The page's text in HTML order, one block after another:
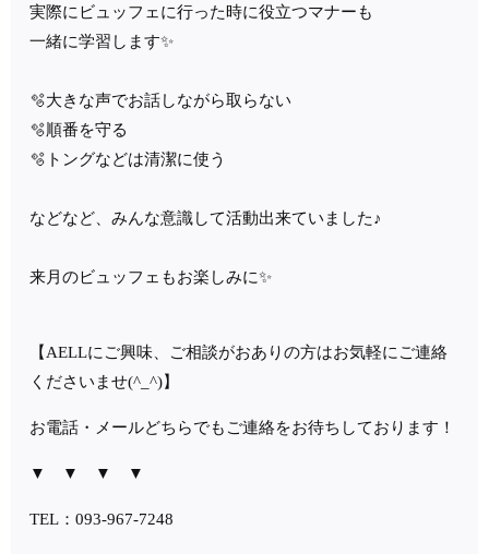
実際にビュッフェに行った時に役立つマナーも
一緒に学習します✨
🫧大きな声でお話しながら取らない
🫧順番を守る
🫧トングなどは清潔に使う
などなど、みんな意識して活動出来ていました♪
来月のビュッフェもお楽しみに✨
【AELLにご興味、ご相談がおありの方はお気軽にご連絡
くださいませ(^_^)】
お電話・メールどちらでもご連絡をお待ちしております！
▼ ▼ ▼ ▼
TEL ：093-967-7248